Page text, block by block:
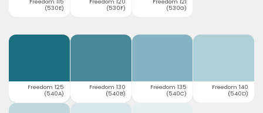
(530E)
(530F)
(530G)
Freedom 125
(540A)
Freedom 130
(540B)
Freedom 135
(540C)
Freedom 140
(540D)